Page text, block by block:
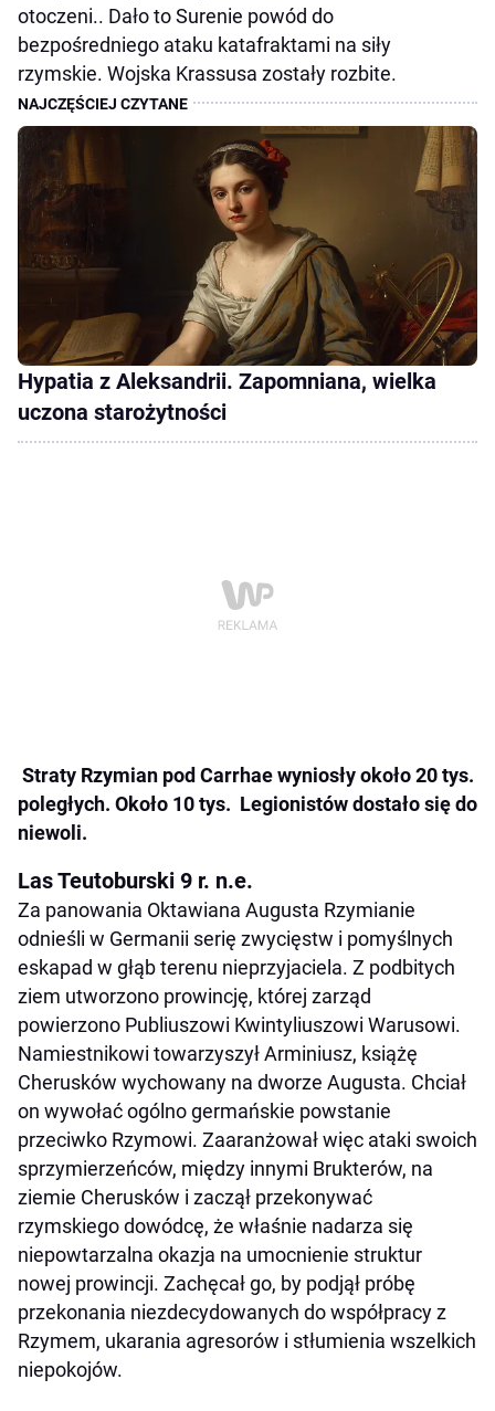
otoczeni.. Dało to Surenie powód do
bezpośredniego ataku katafraktami na siły
rzymskie. Wojska Krassusa zostały rozbite.
Hypatia z Aleksandrii. Zapomniana, wielka
uczona starożytności
Straty Rzymian pod Carrhae wyniosły około 20 tys.
poległych. Około 10 tys. Legionistów dostało się do
niewoli.
Las Teutoburski 9 r. n.e.
Za panowania Oktawiana Augusta Rzymianie
odnieśli w Germanii serię zwycięstw i pomyślnych
eskapad w głąb terenu nieprzyjaciela. Z podbitych
ziem utworzono prowincję, której zarząd
powierzono Publiuszowi Kwintyliuszowi Warusowi.
Namiestnikowi towarzyszył Arminiusz, książę
Cherusków wychowany na dworze Augusta. Chciał
on wywołać ogólno germańskie powstanie
przeciwko Rzymowi. Zaaranżował więc ataki swoich
sprzymierzeńców, między innymi Brukterów, na
ziemie Cherusków i zaczął przekonywać
rzymskiego dowódcę, że właśnie nadarza się
niepowtarzalna okazja na umocnienie struktur
nowej prowincji. Zachęcał go, by podjął próbę
przekonania niezdecydowanych do współpracy z
Rzymem, ukarania agresorów i stłumienia wszelkich
niepokojów.